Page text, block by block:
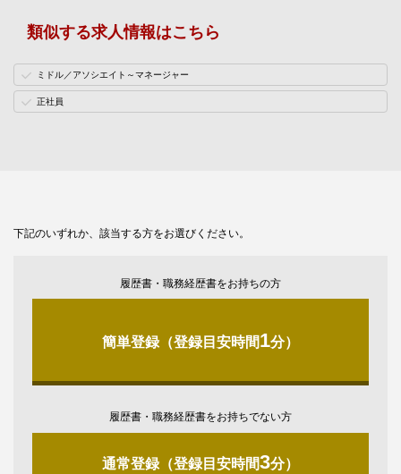
類似する求人情報はこちら
ミドル／アソシエイト～マネージャー
正社員
下記のいずれか、該当する方をお選びください。
履歴書・職務経歴書をお持ちの方
簡単登録（登録目安時間1分）
履歴書・職務経歴書をお持ちでない方
通常登録（登録目安時間3分）